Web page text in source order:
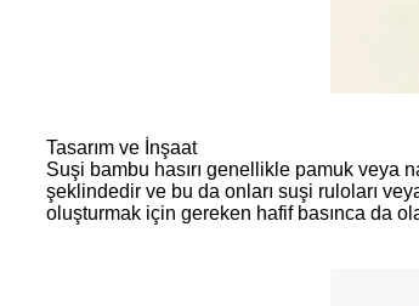
Tasarım ve İnşaat
Suşi bambu hasırı genellikle pamuk veya
şeklindedir ve bu da onları suşi ruloları
oluşturmak için gereken hafif basınca da